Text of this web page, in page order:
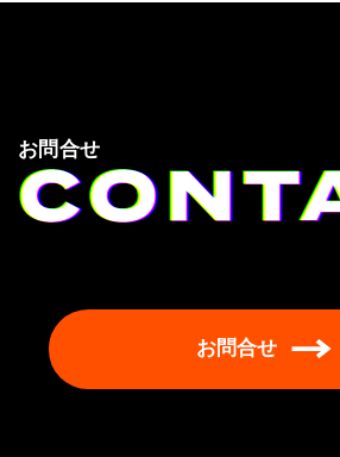
お問合せ
お問合せ